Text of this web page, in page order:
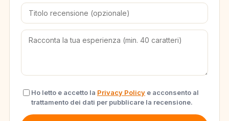
Ho letto e accetto la Privacy Policy e acconsento al
trattamento dei dati per pubblicare la recensione.